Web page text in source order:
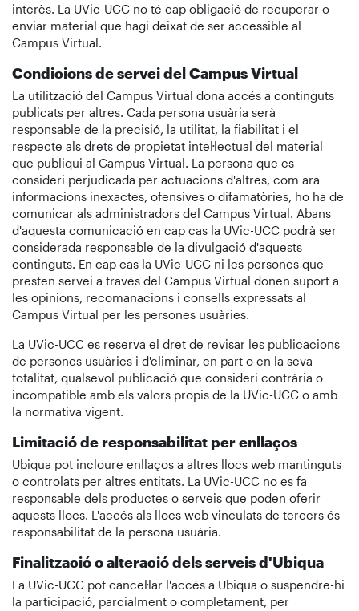
interès. La UVic-UCC no té cap obligació de recuperar o
enviar material que hagi deixat de ser accessible al
Campus Virtual.
Condicions de servei del Campus Virtual
La utilització del Campus Virtual dona accés a continguts
publicats per altres. Cada persona usuària serà
responsable de la precisió, la utilitat, la fiabilitat i el
respecte als drets de propietat intel·lectual del material
que publiqui al Campus Virtual. La persona que es
consideri perjudicada per actuacions d'altres, com ara
informacions inexactes, ofensives o difamatòries, ho ha de
comunicar als administradors del Campus Virtual. Abans
d'aquesta comunicació en cap cas la UVic-UCC podrà ser
considerada responsable de la divulgació d'aquests
continguts. En cap cas la UVic-UCC ni les persones que
presten servei a través del Campus Virtual donen suport a
les opinions, recomanacions i consells expressats al
Campus Virtual per les persones usuàries.
La UVic-UCC es reserva el dret de revisar les publicacions
de persones usuàries i d'eliminar, en part o en la seva
totalitat, qualsevol publicació que consideri contrària o
incompatible amb els valors propis de la UVic-UCC o amb
la normativa vigent.
Limitació de responsabilitat per enllaços
Ubiqua pot incloure enllaços a altres llocs web mantinguts
o controlats per altres entitats. La UVic-UCC no es fa
responsable dels productes o serveis que poden oferir
aquests llocs. L'accés als llocs web vinculats de tercers és
responsabilitat de la persona usuària.
Finalització o alteració dels serveis d'Ubiqua
La UVic-UCC pot cancel·lar l'accés a Ubiqua o suspendre-hi
la participació, parcialment o completament, per